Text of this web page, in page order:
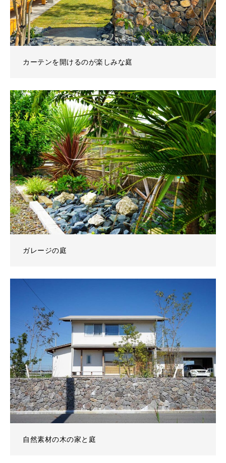
カーテンを開けるのが楽しみな庭
ガレージの庭
自然素材の木の家と庭